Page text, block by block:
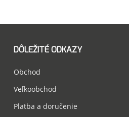
DÔLEŽITÉ ODKAZY
Obchod
Veľkoobchod
Platba a doručenie